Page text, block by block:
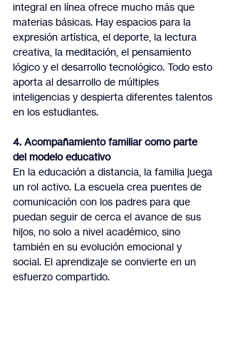
integral en línea ofrece mucho más que
materias básicas. Hay espacios para la
expresión artística, el deporte, la lectura
creativa, la meditación, el pensamiento
lógico y el desarrollo tecnológico. Todo esto
aporta al desarrollo de múltiples
inteligencias y despierta diferentes talentos
en los estudiantes.
4. Acompañamiento familiar como parte
del modelo educativo
En la educación a distancia, la familia juega
un rol activo. La escuela crea puentes de
comunicación con los padres para que
puedan seguir de cerca el avance de sus
hijos, no solo a nivel académico, sino
también en su evolución emocional y
social. El aprendizaje se convierte en un
esfuerzo compartido.